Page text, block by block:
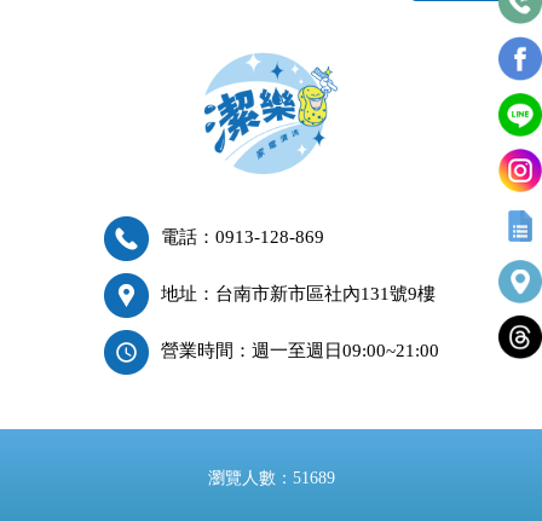
電話：0913-128-869
地址：台南市新市區社內131號9樓
營業時間：週一至週日09:00~21:00
瀏覽人數：51689